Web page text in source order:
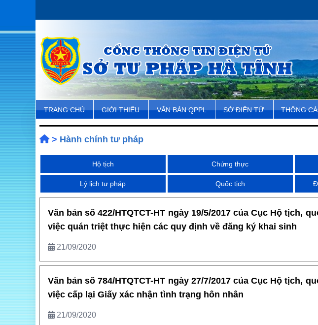
TRANG CHỦ GIỚI THIỆU VĂN BẢN QPPL SỞ ĐIỆN TỬ THÔNG
> Hành chính tư pháp
Hộ tịch Chứng thực
Lý lịch tư pháp Quốc tịch
Văn bản số 422/HTQTCT-HT ngày 19/5/2017 của Cục Hộ tịch,
việc quán triệt thực hiện các quy định về đăng ký khai sinh
21/09/2020
Văn bản số 784/HTQTCT-HT ngày 27/7/2017 của Cục Hộ tịch,
việc cấp lại Giấy xác nhận tình trạng hôn nhân
21/09/2020